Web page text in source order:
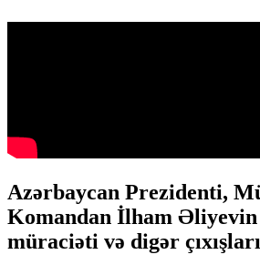
Azərbaycan Prezidenti,
Komandan İlham
müraciəti və digər çıxışları